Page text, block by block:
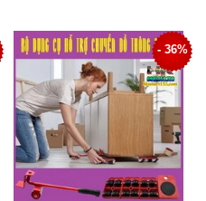
- 36%